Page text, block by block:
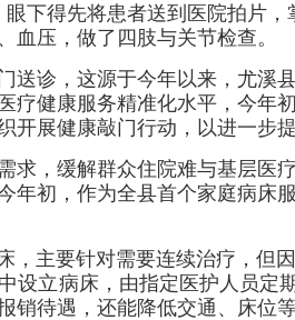
得先将患者送到医院拍片，
血压，做了四肢与关节检查。
诊，这源于今年以来，尤溪
疗健康服务精准化水平，今
开展健康敲门行动，以进一步
，缓解群众住院难与基层医
年初，作为全县首个家庭病
主要针对需要连续治疗，但
设立病床，由指定医护人员
销待遇，还能降低交通、床位